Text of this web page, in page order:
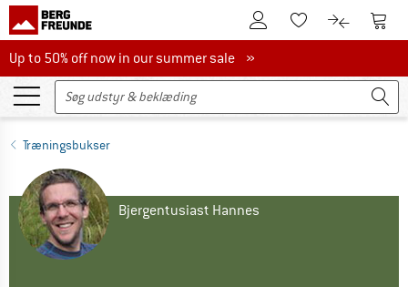
Til kundekontoenTil huskesedlen.
Til Til
Up to 50% off now in our summer sale
Up to 50% off now in our summer sale »
Træningsbukser
Bjergentusiast Hannes